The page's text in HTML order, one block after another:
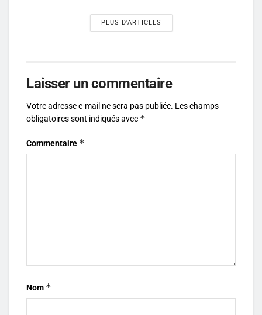
PLUS D'ARTICLES
Laisser un commentaire
Votre adresse e-mail ne sera pas publiée. Les champs
obligatoires sont indiqués avec *
Commentaire *
Nom *